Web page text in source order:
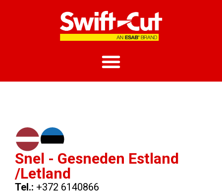
Snel - Gesneden Estland
/Letland
Tel.: +372 6140866